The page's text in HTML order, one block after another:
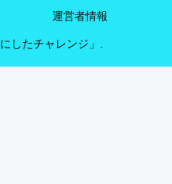
運営者情報
したチャレンジ」.